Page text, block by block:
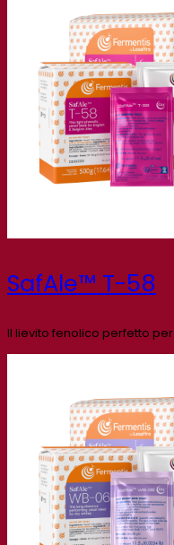
SafAle™ T-58
Il lievito fenolico perfetto